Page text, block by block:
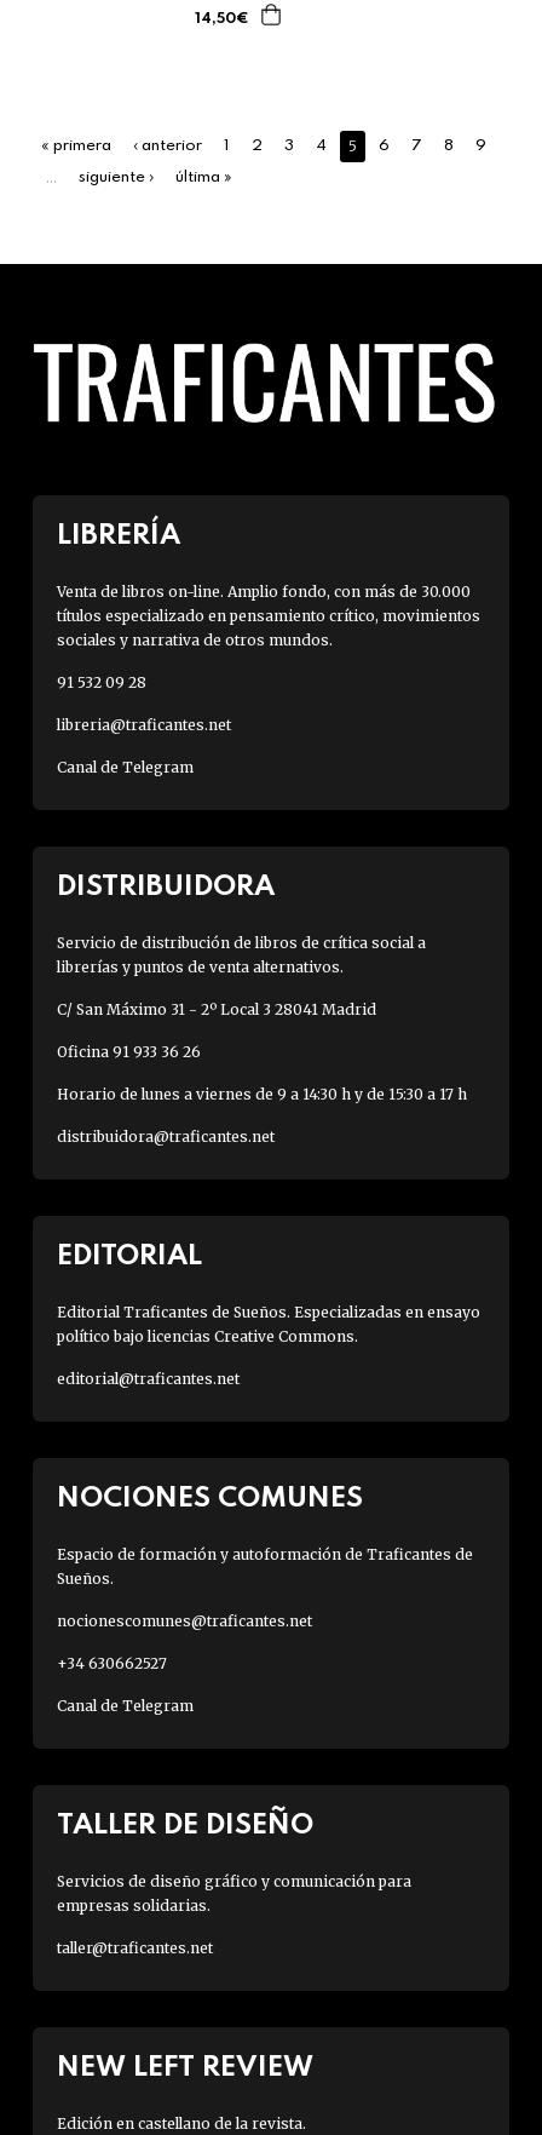
14,50€
« primera ‹ anterior 1 2 3 4 5 6 7 8 9
… siguiente › última »
LIBRERÍA
Venta de libros on-line. Amplio fondo, con más de 30.000
títulos especializado en pensamiento crítico, movimientos
sociales y narrativa de otros mundos.
91 532 09 28
libreria@traficantes.net
Canal de Telegram
DISTRIBUIDORA
Servicio de distribución de libros de crítica social a
librerías y puntos de venta alternativos.
C/ San Máximo 31 - 2º Local 3 28041 Madrid
Oficina 91 933 36 26
Horario de lunes a viernes de 9 a 14:30 h y de 15:30 a 17 h
distribuidora@traficantes.net
EDITORIAL
Editorial Traficantes de Sueños. Especializadas en ensayo
político bajo licencias Creative Commons.
editorial@traficantes.net
NOCIONES COMUNES
Espacio de formación y autoformación de Traficantes de
Sueños.
nocionescomunes@traficantes.net
+34 630662527
Canal de Telegram
TALLER DE DISEÑO
Servicios de diseño gráfico y comunicación para
empresas solidarias.
taller@traficantes.net
NEW LEFT REVIEW
Edición en castellano de la revista.